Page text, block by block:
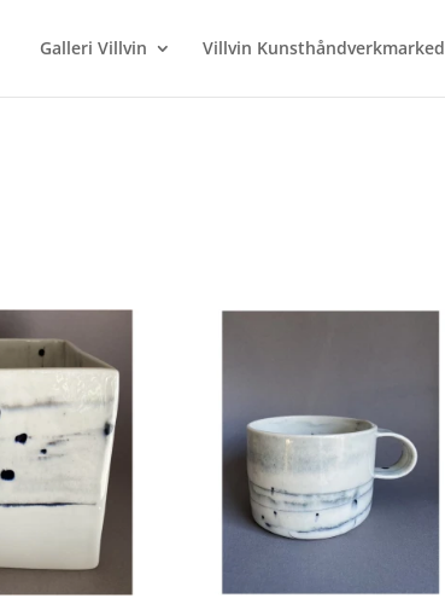
Galleri Villvin Villvin Kunsthåndverkmarked